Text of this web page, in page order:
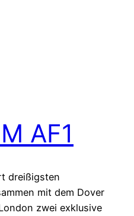
AF1
dreißigsten
mit dem Dover
zwei exklusive